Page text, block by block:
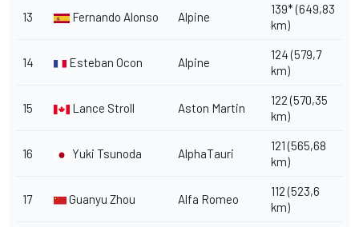
13 Fernando Alonso Alpine
139* (649,83
km)
14 Esteban Ocon Alpine
124 (579,7
km)
15 Lance Stroll Aston Martin
122 (570,35
km)
16 Yuki Tsunoda AlphaTauri
121 (565,68
km)
17 Guanyu Zhou Alfa Romeo
112 (523,6
km)